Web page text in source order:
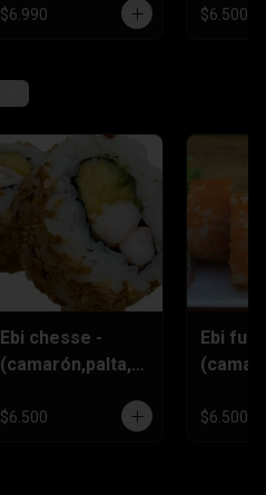
ciboulette)
$6.990 $6.500
Ebi chesse -
(camarón,palta,q
$6.500
Ebi
$6.500